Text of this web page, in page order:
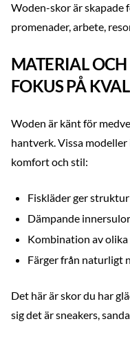
Woden-skor är skapade
promenader, arbete,
MATERIAL
FOKUS PÅ
Woden är känt för
hantverk. Vissa
komfort och stil:
Fiskläder ger
Dämpande
Kombination av
Färger från naturligt
Det här är skor du har
sig det är sneakers,